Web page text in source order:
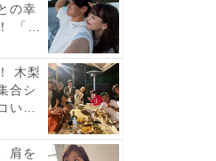
の幸
「最
木梨
合シ
い
肩を